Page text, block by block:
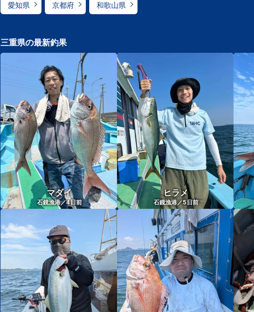
愛知県 京都府 和歌山県
三重県の最新釣果
マダイ
石鏡漁港／4日前
ヒラメ
石鏡漁港／5日前